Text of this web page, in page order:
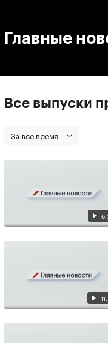
Главные
Все выпуски
За все время